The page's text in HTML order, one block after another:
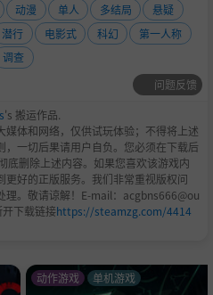
动漫 单人 多结局
悬疑
潜行 电影式 科幻
第一人称
调查
问题反馈
's 搬运作品.
媒体和网络，仅供试玩体验；不得将上述
，一切后果请用户自负。您必须在下载后
底删除上述内容。如果您喜欢该游戏内
更好的正版服务。我们非常重视版权问
理。敬请谅解！E-mail：acgbns666@ou
下载链接https://steamzg.com/4414
动作游戏 单机游戏